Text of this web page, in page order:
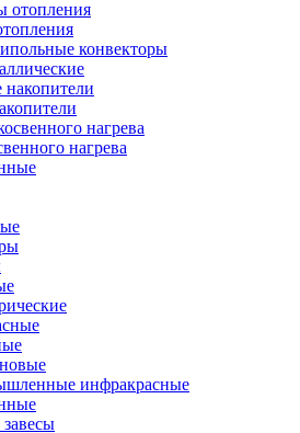
конвекторы
нагрева
инфракрасные